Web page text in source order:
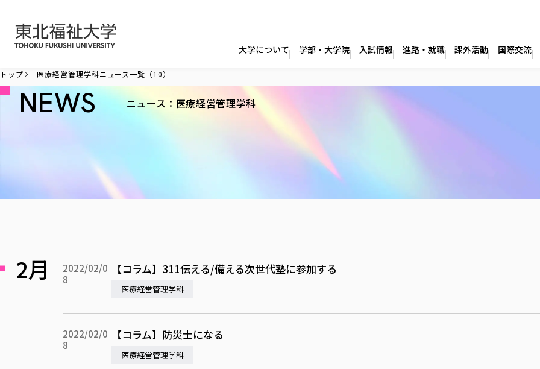
大学について 学部・大学院 入試情報 進路・就職 課外活動 国際交流
トップ 医療経営管理学科ニュース一覧（10）
NEWS ニュース：医療経営管理学科
2月
2022/02/0
8
【コラム】311伝える/備える次世代塾に参加する
医療経営管理学科
2022/02/0
8
【コラム】防災士になる
医療経営管理学科